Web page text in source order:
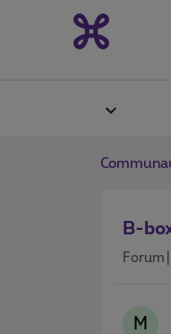
B-
M